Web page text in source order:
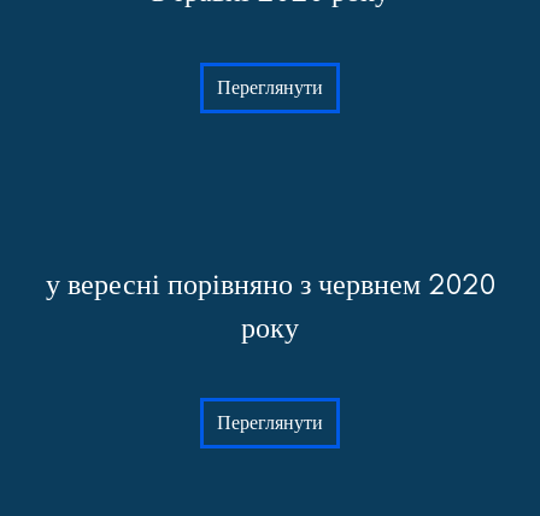
Переглянути
у вересні порівняно з червнем 2020
року
Переглянути